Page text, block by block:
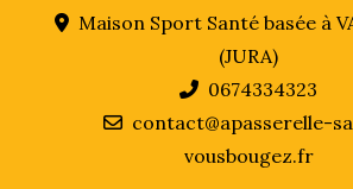
Maison Sport Santé basée à
(JURA)
0674334323
contact@apasserelle-
vousbougez.fr